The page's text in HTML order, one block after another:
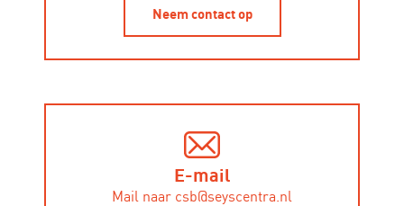
Neem contact op
E-mail
Mail naar csb@seyscentra.nl